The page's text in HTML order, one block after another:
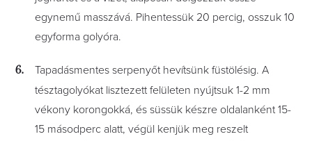
egynemű masszává. Pihentessük 20 percig, osszuk 10
egyforma golyóra.
Tapadásmentes serpenyőt hevítsünk füstölésig. A
tésztagolyókat lisztezett felületen nyújtsuk 1-2 mm
vékony korongokká, és süssük készre oldalanként 15-
15 másodperc alatt, végül kenjük meg reszelt